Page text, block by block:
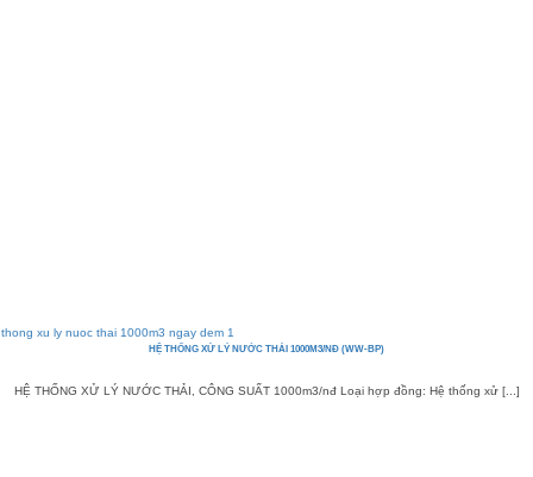
HỆ THỐNG XỬ LÝ NƯỚC THẢI 1000M3/NĐ (WW-BP)
HỆ THỐNG XỬ LÝ NƯỚC THẢI, CÔNG SUẤT 1000m3/nđ Loại hợp đồng: Hệ thống xử [...]